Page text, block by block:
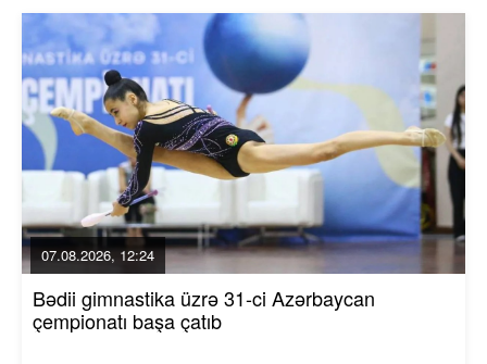
07.08.2026, 12:24
Bədii gimnastika üzrə 31-ci Azərbaycan
çempionatı başa çatıb